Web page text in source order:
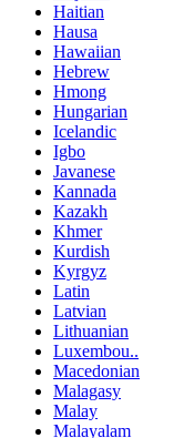
Haitian
Hausa
Hawaiian
Hebrew
Hmong
Hungarian
Icelandic
Igbo
Javanese
Kannada
Kazakh
Khmer
Kurdish
Kyrgyz
Latin
Latvian
Lithuanian
Luxembou..
Macedonian
Malagasy
Malay
Malayalam